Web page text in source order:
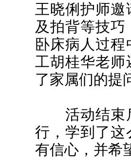
王晓俐护师
及拍背等技
卧床病人过
工胡桂华老师
了家属们的提
活动结束
行，学到了这
有信心，并希